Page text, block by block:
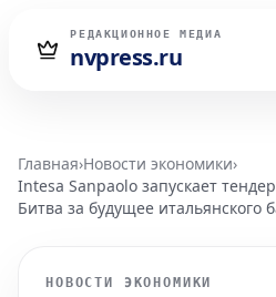
РЕДАКЦИОННОЕ МЕДИА
nvpress.ru
Главная›Новости экономики›
Intesa Sanpaolo запускает
Битва за будущее итальянского
НОВОСТИ ЭКОНОМИКИ